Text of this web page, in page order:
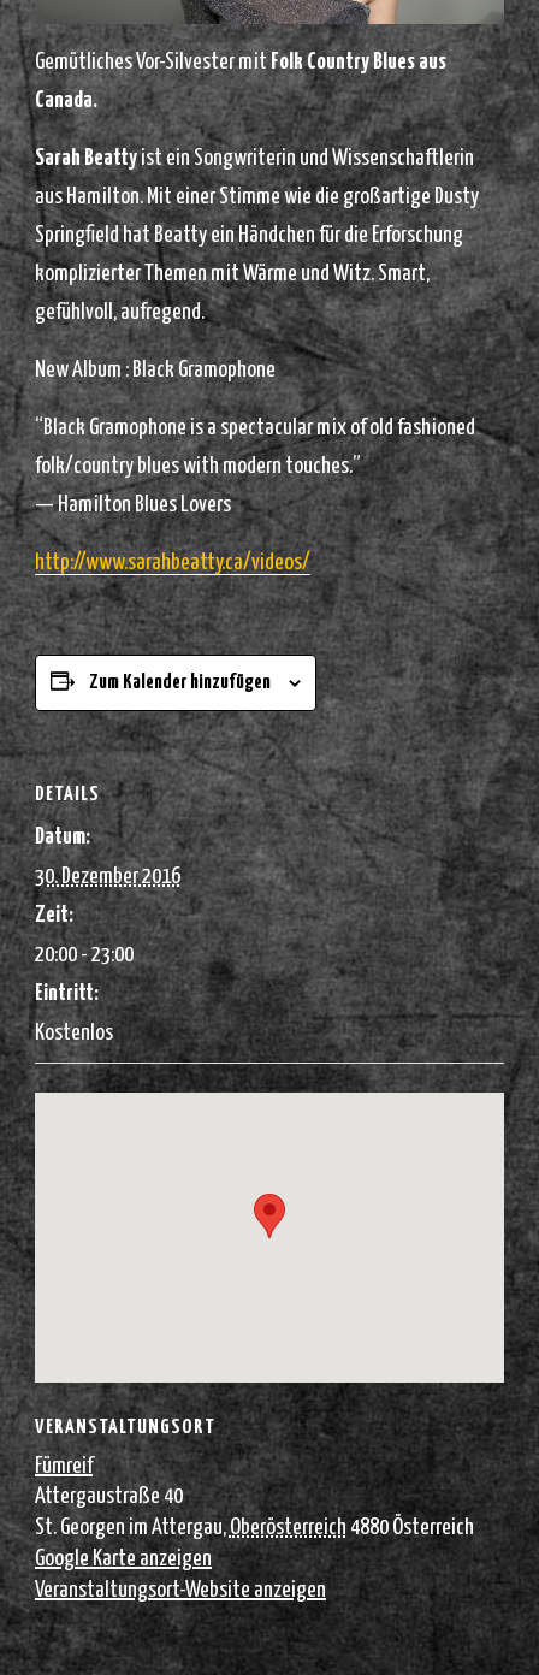
Gemütliches Vor-Silvester mit Folk Country Blues aus
Canada.
Sarah Beattyist ein Songwriterin und Wissenschaftlerin
aus Hamilton. Mit einer Stimme wie die großartige Dusty
Springfield hat Beatty ein Händchen für die Erforschung
komplizierter Themen mit Wärme und Witz. Smart,
gefühlvoll, aufregend.
New Album : Black Gramophone
“Black Gramophone is a spectacular mix of old fashioned
folk/country blues with modern touches.”
— Hamilton Blues Lovers
http://www.sarahbeatty.ca/videos/
Zum Kalender hinzufügen
DETAILS
Datum:
30. Dezember 2016
Zeit:
20:00 - 23:00
Eintritt:
Kostenlos
VERANSTALTUNGSORT
Fümreif
Attergaustraße 40
St. Georgen im Attergau, Oberösterreich 4880 Österreich
Google Karte anzeigen
Veranstaltungsort-Website anzeigen